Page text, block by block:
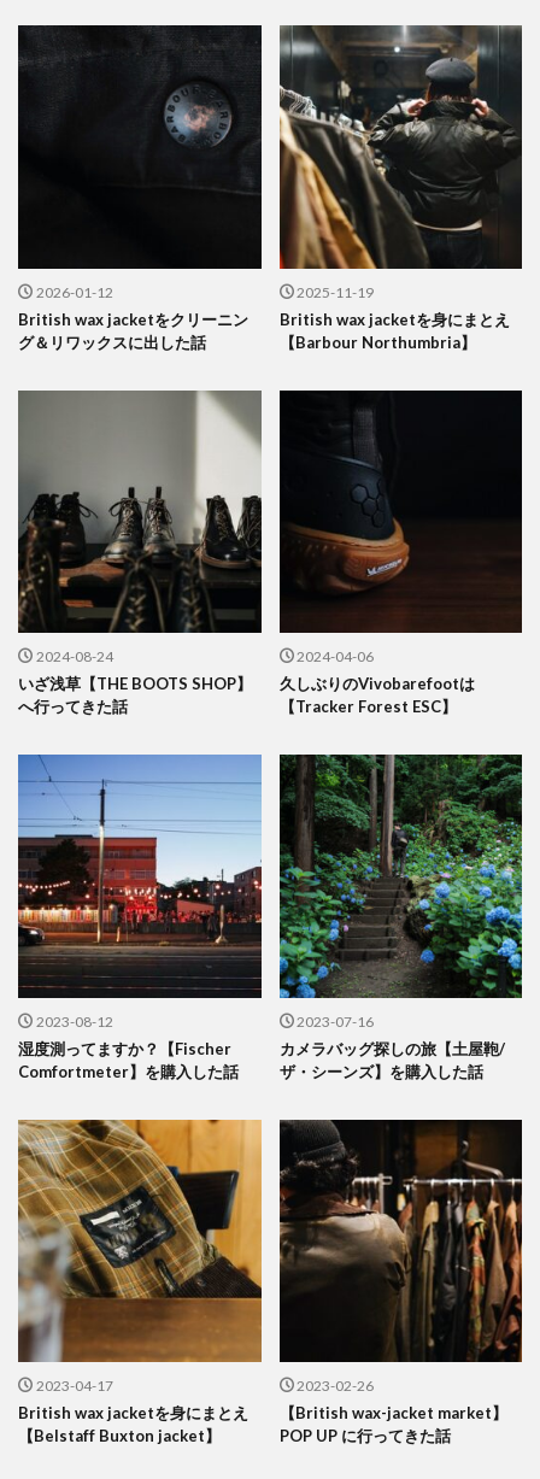
2026-01-12
British wax jacketをクリーニン
グ＆リワックスに出した話
2025-11-19
British wax jacketを身にまとえ
【Barbour Northumbria】
2024-08-24
いざ浅草【THE BOOTS SHOP】
へ行ってきた話
2024-04-06
久しぶりのVivobarefootは
【Tracker Forest ESC】
2023-08-12
湿度測ってますか？【Fischer
Comfortmeter】を購入した話
2023-07-16
カメラバッグ探しの旅【土屋鞄/
ザ・シーンズ】を購入した話
2023-04-17
British wax jacketを身にまとえ
【Belstaff Buxton jacket】
2023-02-26
【British wax-jacket market】
POP UP に行ってきた話